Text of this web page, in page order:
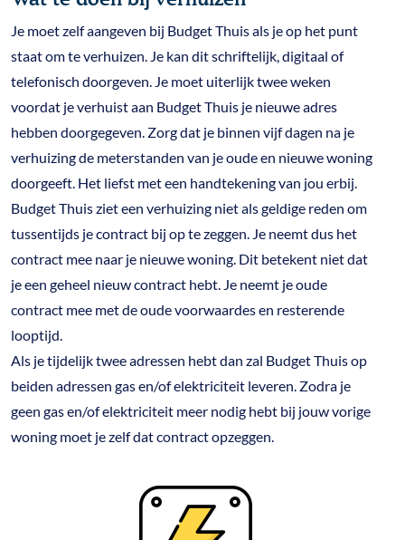
Je moet zelf aangeven bij Budget Thuis als je op het punt
staat om te verhuizen. Je kan dit schriftelijk, digitaal of
telefonisch doorgeven. Je moet uiterlijk twee weken
voordat je verhuist aan Budget Thuis je nieuwe adres
hebben doorgegeven. Zorg dat je binnen vijf dagen na je
verhuizing de meterstanden van je oude en nieuwe woning
doorgeeft. Het liefst met een handtekening van jou erbij.
Budget Thuis ziet een verhuizing niet als geldige reden om
tussentijds je contract bij op te zeggen. Je neemt dus het
contract mee naar je nieuwe woning. Dit betekent niet dat
je een geheel nieuw contract hebt. Je neemt je oude
contract mee met de oude voorwaardes en resterende
looptijd.
Als je tijdelijk twee adressen hebt dan zal Budget Thuis op
beiden adressen gas en/of elektriciteit leveren. Zodra je
geen gas en/of elektriciteit meer nodig hebt bij jouw vorige
woning moet je zelf dat contract opzeggen.